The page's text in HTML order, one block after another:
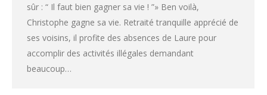
sûr : “ Il faut bien gagner sa vie ! ”» Ben voilà,
Christophe gagne sa vie. Retraité tranquille apprécié de
ses voisins, il profite des absences de Laure pour
accomplir des activités illégales demandant
beaucoup…